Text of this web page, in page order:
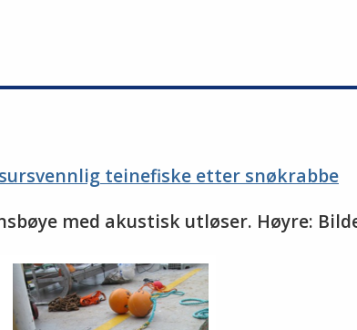
teinefiske etter snøkrabbe
med akustisk utløser. Høyre: